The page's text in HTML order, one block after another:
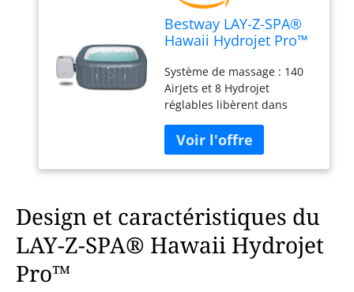
Bestway LAY-Z-SPA®
Hawaii Hydrojet Pro™
personnes
Système de massage : 140
AirJets et 8 Hydrojet
réglables libèrent dans
enveloppe d’un bain
bouillonnant et apaisant :
une véritable séance de
Design et caractéristiques du
LAY-Z-SPA® Hawaii Hydrojet
Pro™